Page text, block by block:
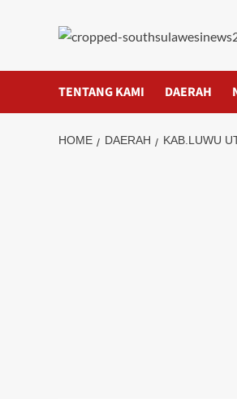
TENTANG KAMI DAERAH
HOME DAERAH KAB.LUWU